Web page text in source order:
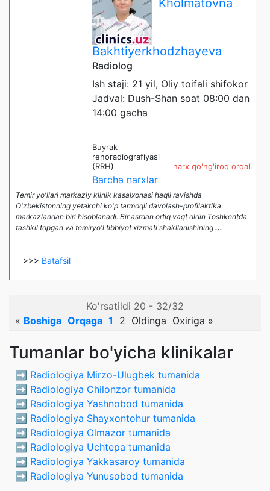
Bakhtiyerkhodzhayeva
Radiolog
Ish staji: 21 yil, Oliy toifali shifokor
Jadval: Dush-Shan soat 08:00 dan
14:00 gacha
Buyrak
renoradiografiyasi
(RRH)
narx qo'ng'iroq orqali
Barcha narxlar
Temir yo'llari markaziy klinik kasalxonasi haqli ravishda
O'zbekistonning yetakchi ko'p tarmoqli davolash-profilaktika
markazlaridan biri hisoblanadi. Bir asrdan ortiq vaqt oldin Toshkentda
tashkil topgan va temiryo'l tibbiyot xizmati shakllanishining ...
>>> Batafsil
Ko'rsatildi 20 - 32/32
« Boshiga Orqaga 1 2 Oldinga Oxiriga »
Tumanlar bo'yicha klinikalar
➡️ Radiologiya Mirzo-Ulugbek tumanida
➡️ Radiologiya Chilonzor tumanida
➡️ Radiologiya Yashnobod tumanida
➡️ Radiologiya Shayxontohur tumanida
➡️ Radiologiya Olmazor tumanida
➡️ Radiologiya Uchtepa tumanida
➡️ Radiologiya Yakkasaroy tumanida
➡️ Radiologiya Yunusobod tumanida